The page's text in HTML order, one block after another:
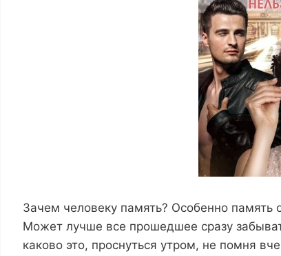
Зачем человеку память? Особенно память
Может лучше все прошедшее сразу
каково это, проснуться утром, не помня